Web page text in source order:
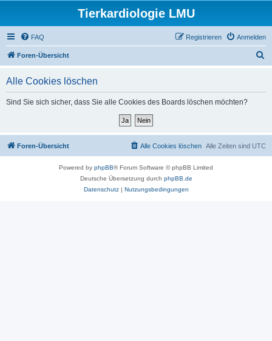
Tierkardiologie LMU
FAQ Anmelden
Registrieren
Foren-Übersicht
Alle Cookies löschen
Sind Sie sich sicher, dass Sie alle Cookies des Boards löschen möchten?
Foren-Übersicht Alle Zeiten sind UTC
Alle Cookies löschen
Powered by phpBB® Forum Software © phpBB Limited
Deutsche Übersetzung durch phpBB.de
Datenschutz| Nutzungsbedingungen